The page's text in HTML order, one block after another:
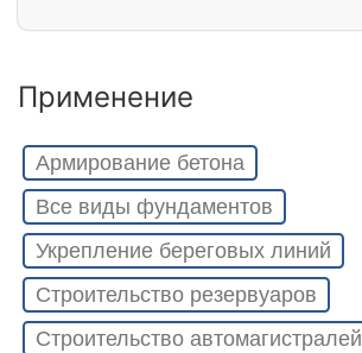
Применение
Армирование бетона
Все виды фундаментов
Укрепление береговых линий
Строительство резервуаров
Строительство автомагистралей